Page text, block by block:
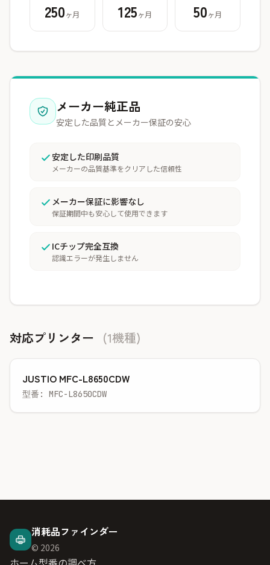
250ヶ月 125ヶ月 50ヶ月
メーカー純正品
安定した品質とメーカー保証の安心
安定した印刷品質
メーカーの品質基準をクリアした信頼性
メーカー保証に影響なし
保証期間中も安心して使用できます
ICチップ完全互換
認識エラーが発生しません
対応プリンター (1機種)
JUSTIO MFC-L8650CDW
型番: MFC-L8650CDW
消耗品ファインダー
© 2026